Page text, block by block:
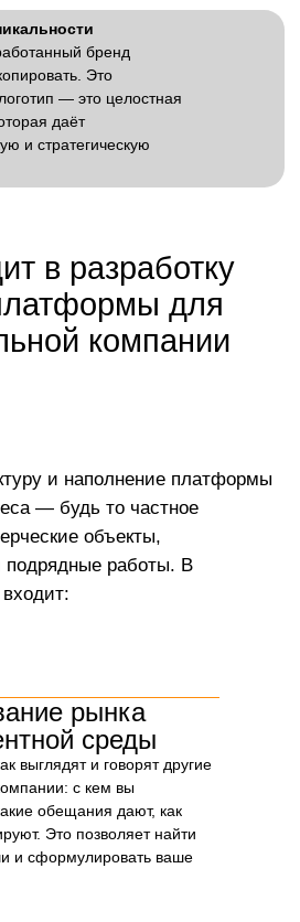
рынка
среды
выглядят и говорят другие
с кем вы
обещания дают, как
Это позволяет найти
и сформулировать ваше
с дизайна
просто красивая
где сделки стоят